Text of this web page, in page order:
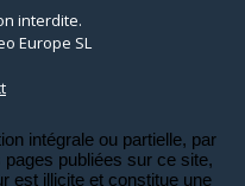
interdite.
Europe SL
intégrale ou partielle, par
publiées sur ce site,
est illicite et constitue une